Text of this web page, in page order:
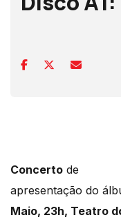
Concerto de
apresentação do
Maio, 23h, Teatro